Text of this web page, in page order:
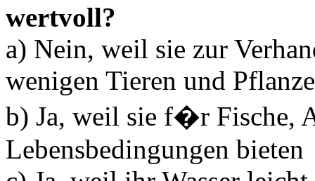
wertvoll?
a) Nein, weil sie zur
wenigen Tieren und
b) Ja, weil sie f�r Fische,
Lebensbedingungen bieten